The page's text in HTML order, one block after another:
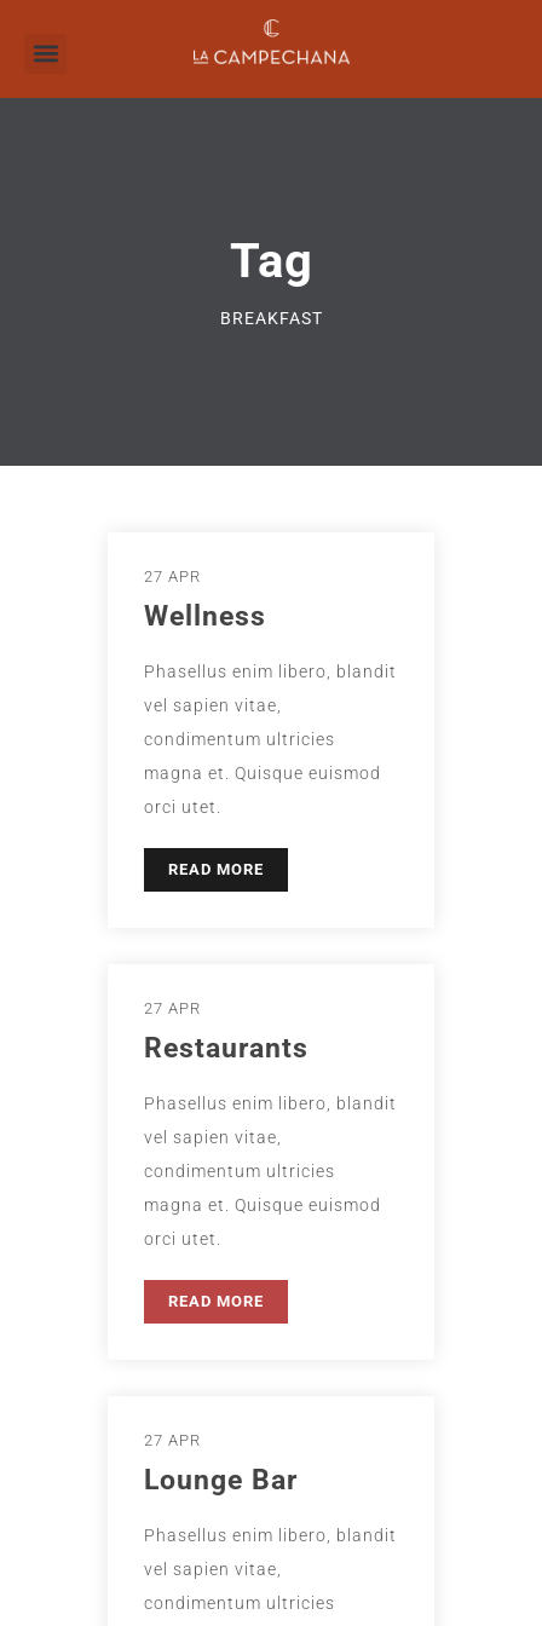
Tag
BREAKFAST
27 APR
Wellness
Phasellus enim libero, blandit
vel sapien vitae,
condimentum ultricies
magna et. Quisque euismod
orci utet.
READ MORE
27 APR
Restaurants
Phasellus enim libero, blandit
vel sapien vitae,
condimentum ultricies
magna et. Quisque euismod
orci utet.
READ MORE
27 APR
Lounge Bar
Phasellus enim libero, blandit
vel sapien vitae,
condimentum ultricies